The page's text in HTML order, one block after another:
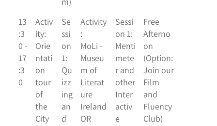
13
:3
0 -
17
:3
0
Activ
ity:
Orie
ntati
on
tour
of
the
City
Se
ssi
on
1:
Qu
izz
ing
an
d
Activity
:
MoLi -
Museu
m of
Literat
ure
Ireland
OR
Sessi
on 1:
Menti
mete
r and
other
Inter
activ
e
Free
Afterno
on
(Option:
Join our
Film
and
Fluency
Club)